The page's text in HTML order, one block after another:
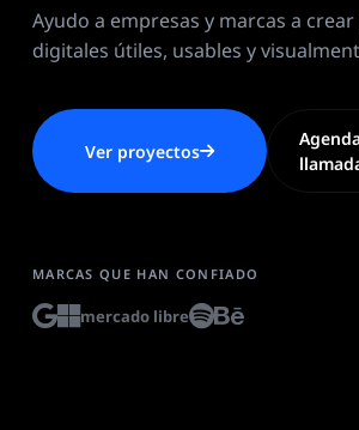
Ayudo a empresas y marcas a
digitales útiles, usables y
Ver proyectos
MARCAS QUE HAN CONFIADO
mercado libre